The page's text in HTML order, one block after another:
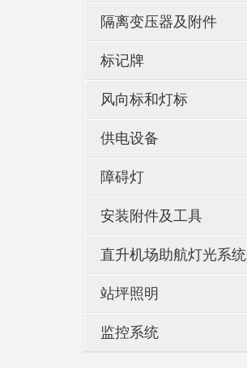
隔离变压器及附件
标记牌
风向标和灯标
供电设备
障碍灯
安装附件及工具
直升机场助航灯光系统
站坪照明
监控系统